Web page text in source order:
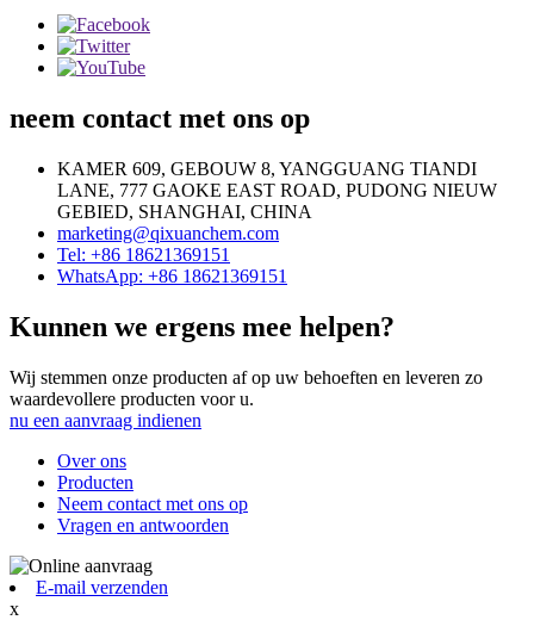
neem contact met ons op
KAMER 609, GEBOUW 8, YANGGUANG TIANDI
LANE, 777 GAOKE EAST ROAD, PUDONG NIEUW
GEBIED, SHANGHAI, CHINA
marketing@qixuanchem.com
Tel: +86 18621369151
WhatsApp: +86 18621369151
Kunnen we ergens mee helpen?
Wij stemmen onze producten af ​​op uw behoeften en leveren zo
waardevollere producten voor u.
nu een aanvraag indienen
Over ons
Producten
Neem contact met ons op
Vragen en antwoorden
E-mail verzenden
x